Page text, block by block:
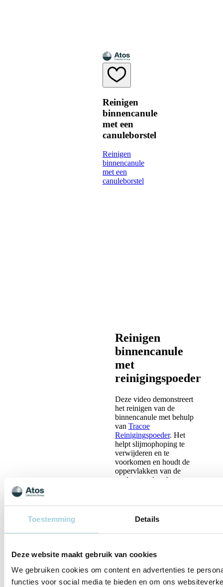
Toestemming Details
Deze website maakt gebruik van cookies
We gebruiken cookies om content en advertenties te
functies voor social media te bieden en om ons
Reinigen
binnencanule
met een
canuleborstel
Reinigen
binnencanule
met een
canuleborstel
Reinigen
binnencanule
met
reinigingspoeder
Deze video demonstreert
het reinigen van de
binnencanule met behulp
van Tracoe
Reinigingspoeder. Het
helpt slijmophoping te
verwijderen en te
voorkomen en houdt de
oppervlakken van de
tracheacanule schoon.